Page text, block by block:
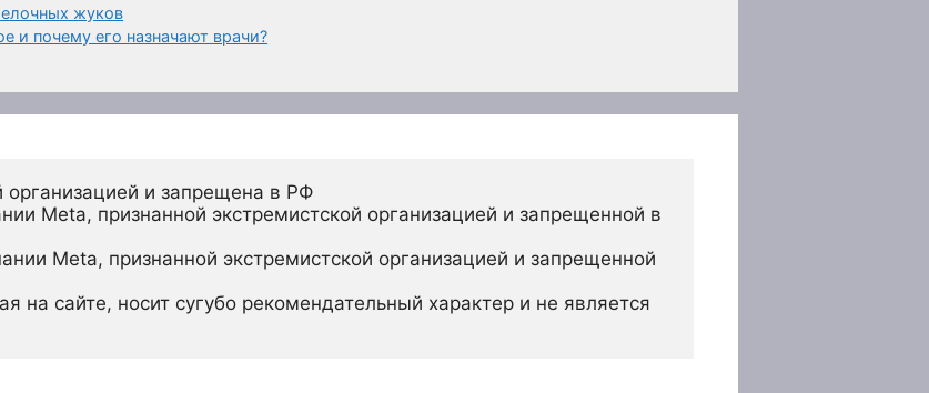
жуков
и почему его назначают врачи?
организацией и запрещена в РФ
Meta, признанной экстремистской организацией и запрещенной в
Meta, признанной экстремистской организацией и запрещенной
сайте, носит сугубо рекомендательный характер и не является